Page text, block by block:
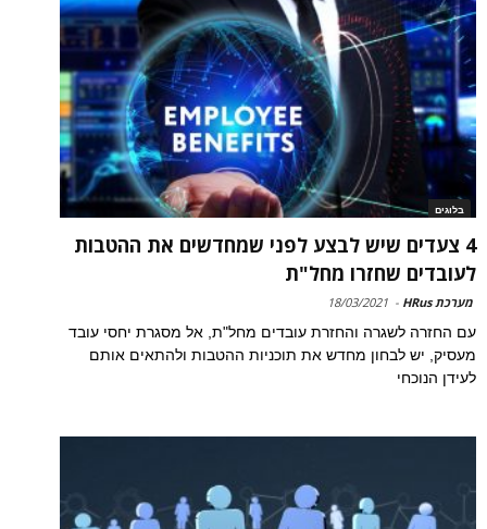
בלוגים
4 צעדים שיש לבצע לפני שמחדשים את ההטבות
לעובדים שחזרו מחל"ת
מערכת HRus -
18/03/2021
עם החזרה לשגרה והחזרת עובדים מחל"ת, אל מסגרת יחסי עובד
מעסיק, יש לבחון מחדש את תוכניות ההטבות ולהתאים אותם
לעידן הנוכחי